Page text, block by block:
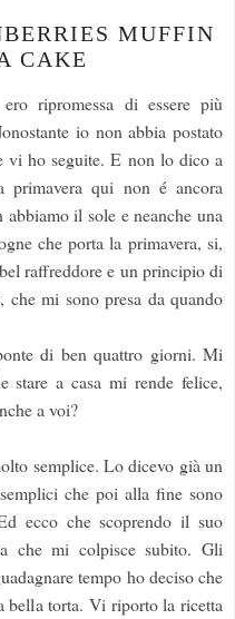
MUFFIN
CAKE
ripromessa di essere più
io non abbia postato
vi ho seguite. E non lo dico a
qui non é ancora
il sole e neanche una
che porta la primavera, si,
raffreddore e un principio di
che mi sono presa da quando
di ben quattro giorni. Mi
stare a casa mi rende felice,
a voi?
semplice. Lo dicevo già un
che poi alla fine sono
ecco che scoprendo il suo
che mi colpisce subito. Gli
tempo ho deciso che
bella torta. Vi riporto la ricetta